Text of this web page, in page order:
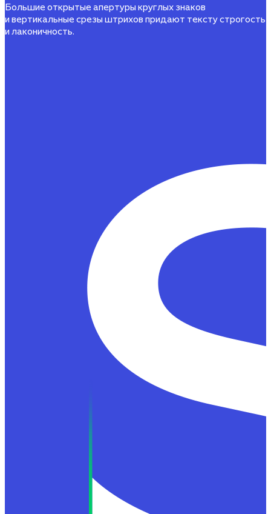
Большие открытые апертуры круглых знаков
и вертикальные срезы штрихов придают тексту строгость
и лаконичность.